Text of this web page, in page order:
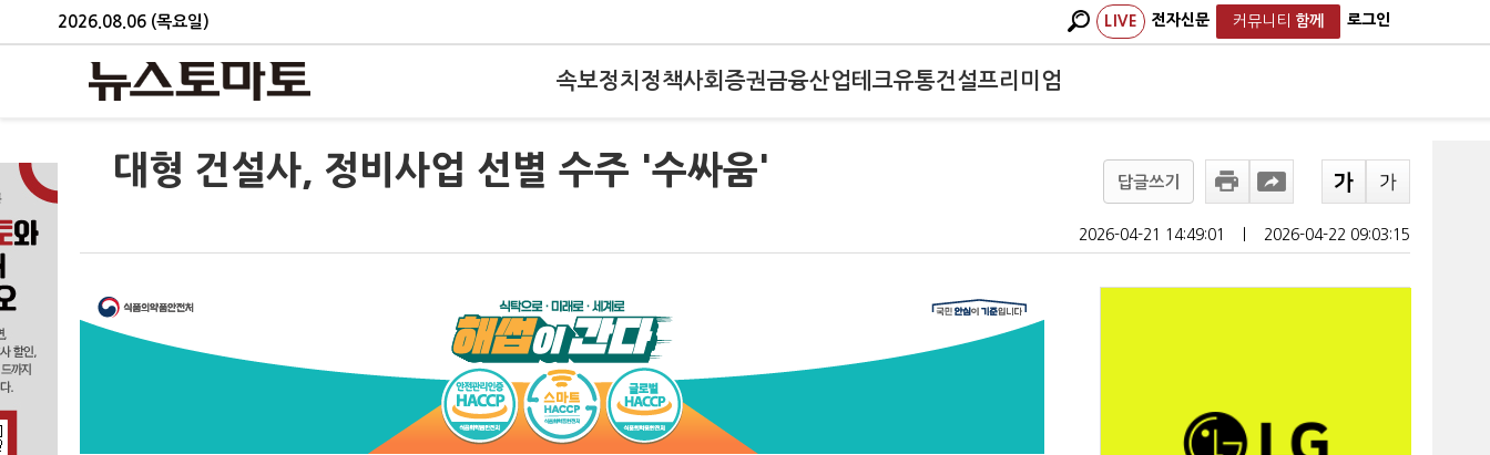
2026.08.06 (목요일) LIVE 전자신문 커뮤니티 함께 로그인
속보정치 정책사회 증권금융산업테크유통건설프리미엄
대형 건설사, 정비사업 선별 수주 '수싸움' 답글쓰기
2026-04-21 14:49:01 2026-04-22 09:03:15